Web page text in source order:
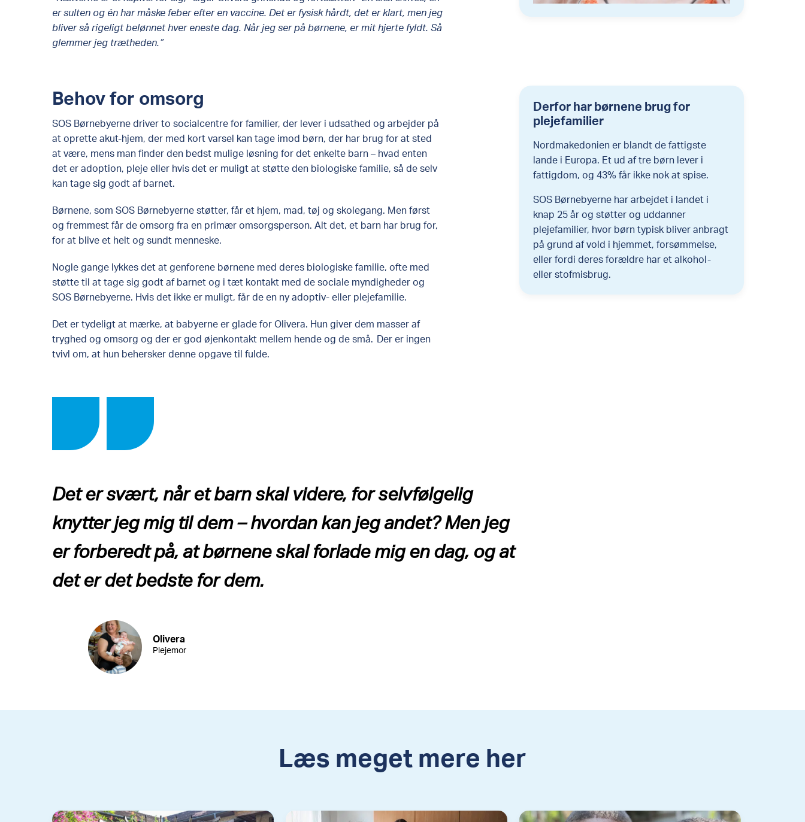
er sulten og én har måske feber efter en vaccine. Det er fysisk hårdt, det er klart, men jeg
bliver så rigeligt belønnet hver eneste dag. Når jeg ser på børnene, er mit hjerte fyldt. Så
glemmer jeg trætheden.”
Behov for omsorg
SOS Børnebyerne driver to socialcentre for familier, der lever i udsathed og arbejder på
at oprette akut-hjem, der med kort varsel kan tage imod børn, der har brug for at sted
at være, mens man finder den bedst mulige løsning for det enkelte barn – hvad enten
det er adoption, pleje eller hvis det er muligt at støtte den biologiske familie, så de selv
kan tage sig godt af barnet.
Børnene, som SOS Børnebyerne støtter, får et hjem, mad, tøj og skolegang. Men først
og fremmest får de omsorg fra en primær omsorgsperson. Alt det, et barn har brug for,
for at blive et helt og sundt menneske.
Nogle gange lykkes det at genforene børnene med deres biologiske familie, ofte med
støtte til at tage sig godt af barnet og i tæt kontakt med de sociale myndigheder og
SOS Børnebyerne. Hvis det ikke er muligt, får de en ny adoptiv- eller plejefamilie.
Det er tydeligt at mærke, at babyerne er glade for Olivera. Hun giver dem masser af
tryghed og omsorg og der er god øjenkontakt mellem hende og de små. Der er ingen
tvivl om, at hun behersker denne opgave til fulde.
Derfor har børnene brug for
plejefamilier
Nordmakedonien er blandt de fattigste
lande i Europa. Et ud af tre børn lever i
fattigdom, og 43% får ikke nok at spise.
SOS Børnebyerne har arbejdet i landet i
knap 25 år og støtter og uddanner
plejefamilier, hvor børn typisk bliver anbragt
på grund af vold i hjemmet, forsømmelse,
eller fordi deres forældre har et alkohol-
eller stofmisbrug.
Det er svært, når et barn skal videre, for selvfølgelig
knytter jeg mig til dem – hvordan kan jeg andet? Men jeg
er forberedt på, at børnene skal forlade mig en dag, og at
det er det bedste for dem.
Olivera
Plejemor
Læs meget mere her